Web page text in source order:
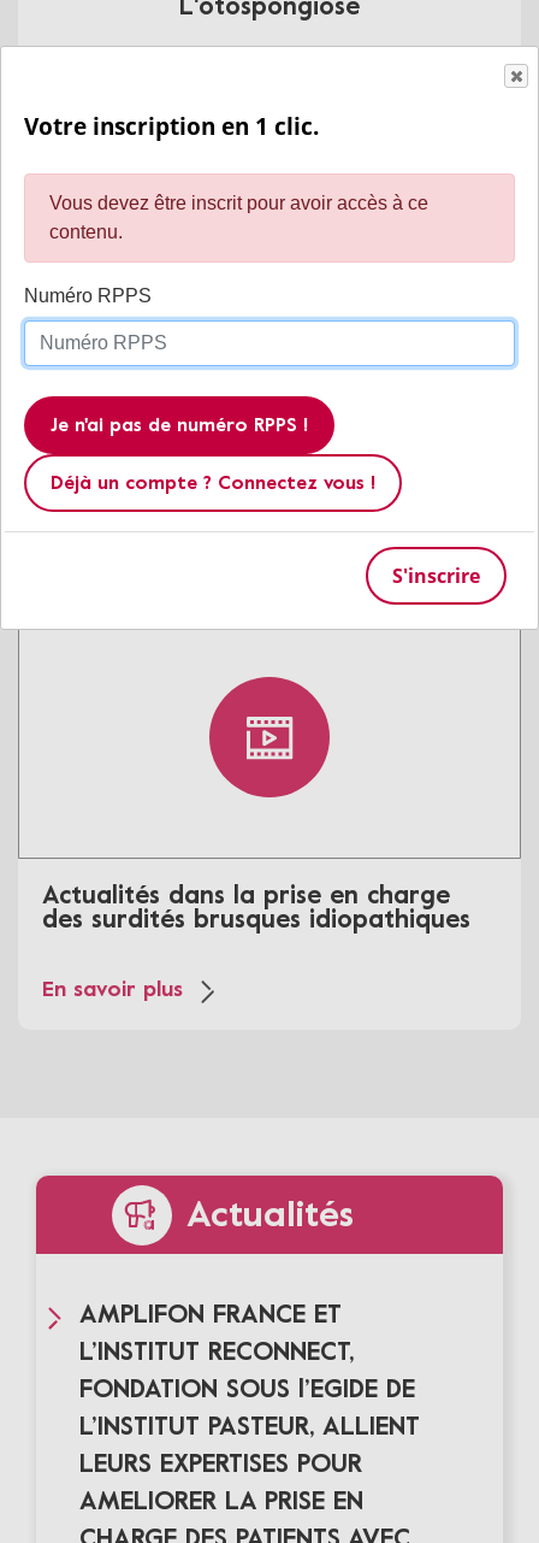
Intelligence artificielle basée sur des
organoïdes de cerveau humain : le
projet “Dishbrain”
Actualités dans la prise en charge
des surdités brusques idiopathiques
En savoir plus
Actualités
AMPLIFON FRANCE ET
L’INSTITUT RECONNECT,
FONDATION SOUS l’EGIDE DE
L’INSTITUT PASTEUR, ALLIENT
LEURS EXPERTISES POUR
AMELIORER LA PRISE EN
Votre inscription en 1 clic.
Vous devez être inscrit pour avoir accès à ce
contenu.
Numéro RPPS
Je n'ai pas de numéro RPPS !
Déjà un compte ? Connectez vous !
S'inscrire